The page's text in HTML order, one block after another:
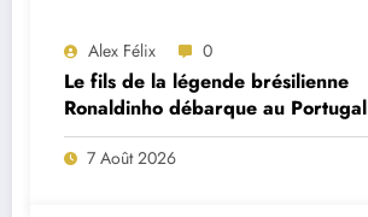
Alex Félix 0
Le fils de la légende brésilienne
Ronaldinho débarque au Portugal
7 Août 2026